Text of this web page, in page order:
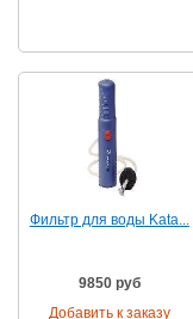
Фильтр для воды Kata...
9850 руб
Добавить к заказу